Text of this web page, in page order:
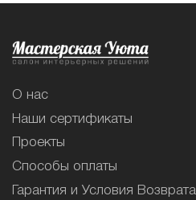
О нас
Наши сертификаты
Проекты
Способы оплаты
Гарантия и Условия Возврата